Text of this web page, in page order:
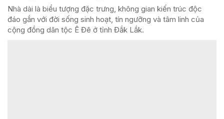
Nhà dài là biểu tượng đặc trưng, không gian kiến trúc độc
đáo gắn với đời sống sinh hoạt, tín ngưỡng và tâm linh của
cộng đồng dân tộc Ê Đê ở tỉnh Đắk Lắk.